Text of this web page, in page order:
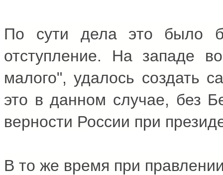
По сути дела это было
отступление. На западе
малого", удалось создать
это в данном случае, без
верности России при
В то же время при